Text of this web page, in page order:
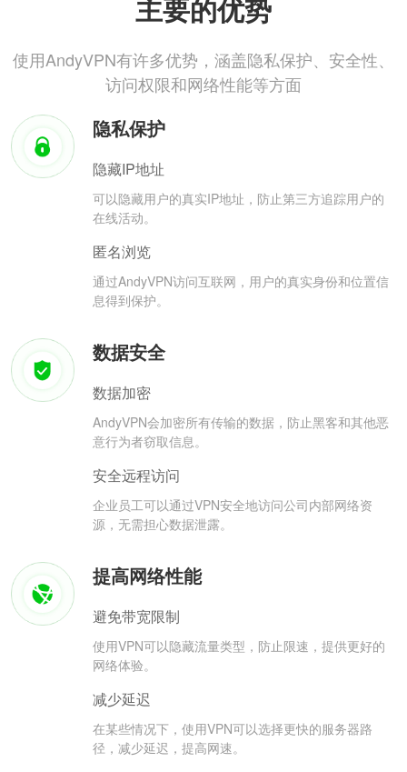
主要的优势
使用AndyVPN有许多优势，涵盖隐私保护、安全性、
访问权限和网络性能等方面
隐私保护
隐藏IP地址
可以隐藏用户的真实IP地址，防止第三方追踪用户的
在线活动。
匿名浏览
通过AndyVPN访问互联网，用户的真实身份和位置信
息得到保护。
数据安全
数据加密
AndyVPN会加密所有传输的数据，防止黑客和其他恶
意行为者窃取信息。
安全远程访问
企业员工可以通过VPN安全地访问公司内部网络资
源，无需担心数据泄露。
提高网络性能
避免带宽限制
使用VPN可以隐藏流量类型，防止限速，提供更好的
网络体验。
减少延迟
在某些情况下，使用VPN可以选择更快的服务器路
径，减少延迟，提高网速。